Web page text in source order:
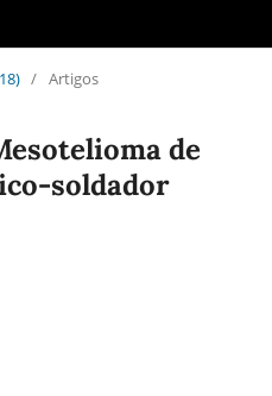
/ Artigos
de
soldador